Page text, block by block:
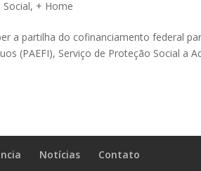
Social, + Home
a partilha do cofinanciamento federal
(PAEFI), Serviço de Proteção Social a
Notícias Contato